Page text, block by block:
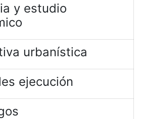
y estudio
urbanística
ejecución